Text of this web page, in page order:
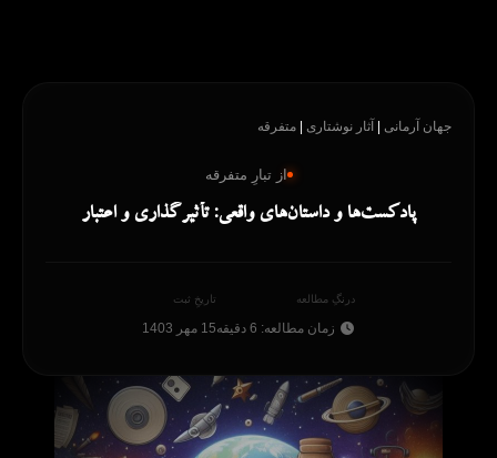
جهان آرمانی| آثار نوشتاری| متفرقه
از تبارِ متفرقه
پادکست‌ها و داستان‌های واقعی: تأثیرگذاری و اعتبار
درنگِ مطالعه
زمان مطالعه: 6 دقیقه
تاریخِ ثبت
15 مهر 1403